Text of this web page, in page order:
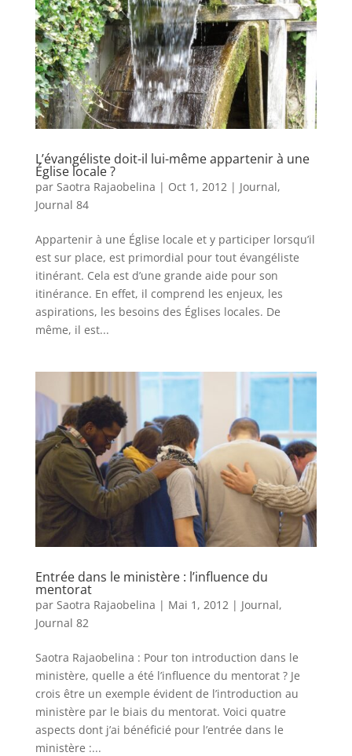
L’évangéliste doit-il lui-même appartenir à une
Église locale ?
par Saotra Rajaobelina | Oct 1, 2012| Journal,
Journal 84
Appartenir à une Église locale et y participer lorsqu’il
est sur place, est primordial pour tout évangéliste
itinérant. Cela est d’une grande aide pour son
itinérance. En effet, il comprend les enjeux, les
aspirations, les besoins des Églises locales. De
même, il est...
Entrée dans le ministère : l’influence du
mentorat
par Saotra Rajaobelina | Mai 1, 2012| Journal,
Journal 82
Saotra Rajaobelina : Pour ton introduction dans le
ministère, quelle a été l’influence du mentorat ? Je
crois être un exemple évident de l’introduction au
ministère par le biais du mentorat. Voici quatre
aspects dont j’ai bénéficié pour l’entrée dans le
ministère :...